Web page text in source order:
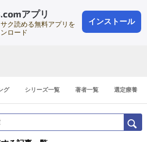
アプリ
ク読める無料アプリを
ロード
インストール
会員登録
登録1分
グ シリーズ一覧 著者一覧 選定療養